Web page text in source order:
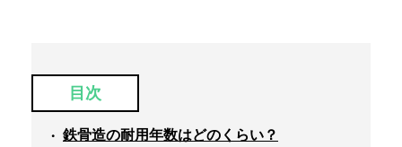
目次
鉄骨造の耐用年数はどのくらい？